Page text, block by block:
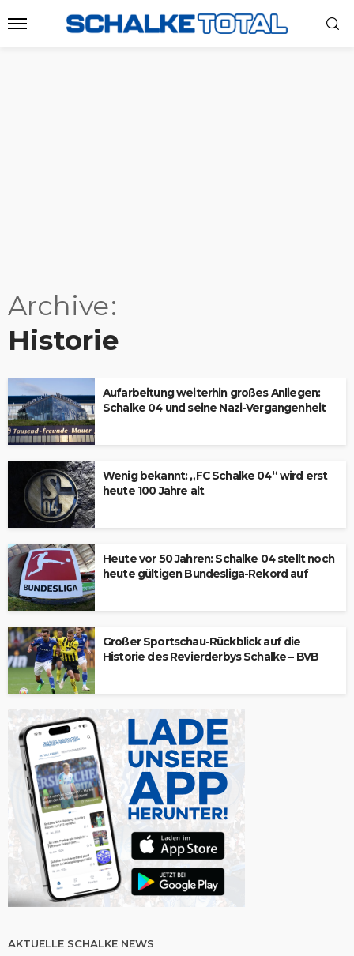
Archive
Historie
Aufarbeitung weiterhin großes Anliegen:
Schalke 04 und seine Nazi-Vergangenheit
Wenig bekannt: „FC Schalke 04“ wird erst
heute 100 Jahre alt
Heute vor 50 Jahren: Schalke 04 stellt noch
heute gültigen Bundesliga-Rekord auf
Großer Sportschau-Rückblick auf die
Historie des Revierderbys Schalke – BVB
AKTUELLE SCHALKE NEWS